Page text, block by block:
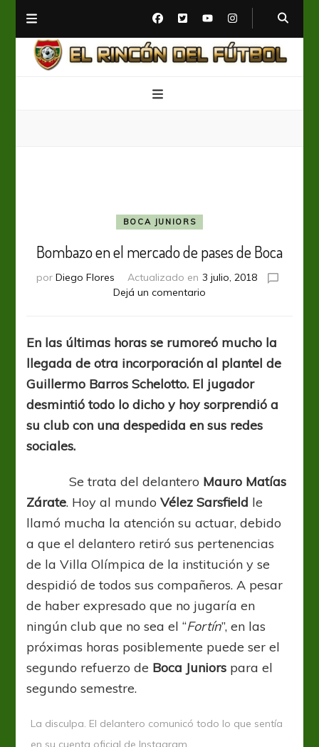
BOCA JUNIORS
Bombazo en el mercado de pases de Boca
por Diego Flores Actualizado en 3 julio, 2018
Dejá un comentario
mercado
de
pases
Boca
En las últimas horas se rumoreó mucho la
llegada de otra incorporación al plantel de
Guillermo Barros Schelotto. El jugador
desmintió todo lo dicho y hoy sorprendió a
su club con una despedida en sus redes
sociales.
Se trata del delantero Mauro Matías
Zárate. Hoy al mundoVélez Sarsfield le
llamó mucha la atención su actuar, debido
a que el delantero retiró sus pertenencias
de la Villa Olímpica de la institución y se
despidió de todos sus compañeros. A pesar
de haber expresado que no jugaría en
ningún club que no sea el “Fortín”, en las
próximas horas posiblemente puede ser el
segundo refuerzo de Boca Juniors para el
segundo semestre.
La disculpa. El delantero comunicó todo lo que sentía
en su cuenta oficial de Instagram.